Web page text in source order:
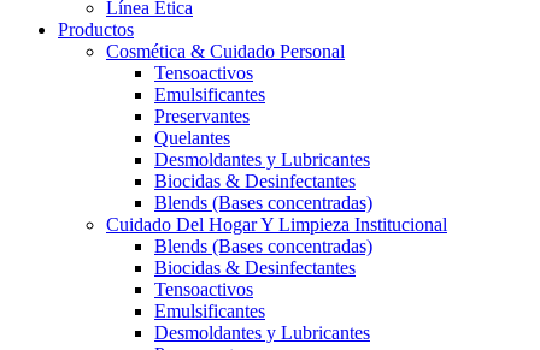
Línea Ética
Productos
Cosmética & Cuidado Personal
Tensoactivos
Emulsificantes
Preservantes
Quelantes
Desmoldantes y Lubricantes
Biocidas & Desinfectantes
Blends (Bases concentradas)
Cuidado Del Hogar Y Limpieza Institucional
Blends (Bases concentradas)
Biocidas & Desinfectantes
Tensoactivos
Emulsificantes
Desmoldantes y Lubricantes